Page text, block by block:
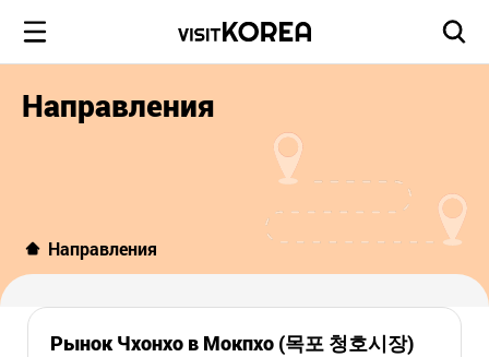
Направления
Направления
Рынок Чхонхо в Мокпхо (목포 청호시장)